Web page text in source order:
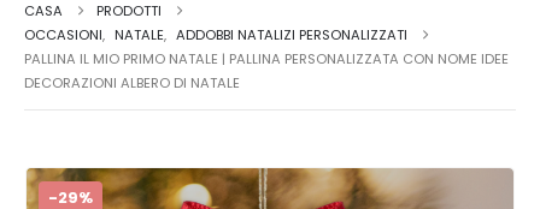
CASA
PRODOTTI
OCCASIONI, NATALE, ADDOBBI NATALIZI PERSONALIZZATI
PALLINA IL MIO PRIMO NATALE | PALLINA PERSONALIZZATA CON NOME IDEE
DECORAZIONI ALBERO DI NATALE
-29%